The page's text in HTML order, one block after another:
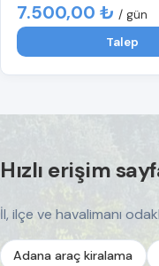
7.500,00 ₺ / gün
Talep
Hızlı erişim
İl, ilçe ve havalimanı
Adana araç kiralama